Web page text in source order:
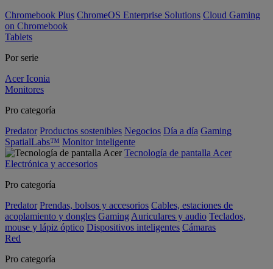
Chromebook Plus ChromeOS Enterprise Solutions Cloud Gaming
on Chromebook
Tablets
Por serie
Acer Iconia
Monitores
Pro categoría
Predator Productos sostenibles Negocios Día a día Gaming
SpatialLabs™ Monitor inteligente
Tecnología de pantalla Acer
Electrónica y accesorios
Pro categoría
Predator Prendas, bolsos y accesorios Cables, estaciones de
acoplamiento y dongles Gaming Auriculares y audio Teclados,
mouse y lápiz óptico Dispositivos inteligentes Cámaras
Red
Pro categoría